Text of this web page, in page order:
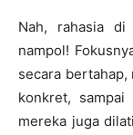
Nah, rahasia
nampol!
secara bertahap,
konkret,
mereka juga